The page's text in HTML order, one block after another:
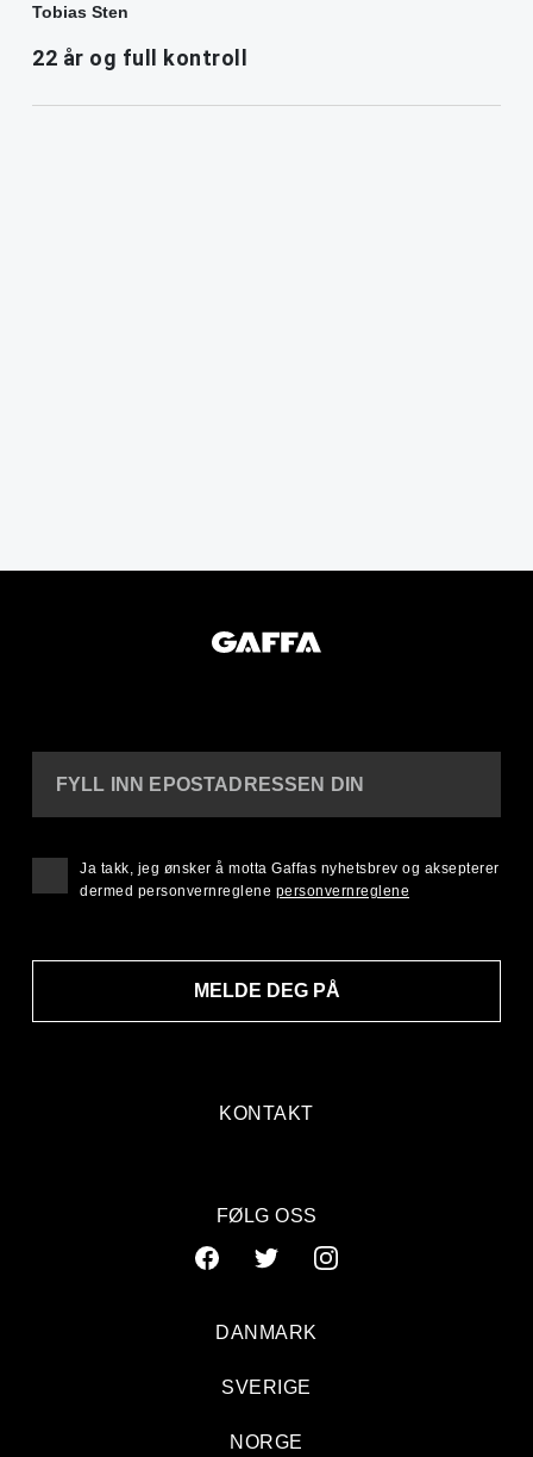
Tobias Sten
22 år og full kontroll
KONTAKT
FYLL INN EPOSTADRESSEN DIN
MELDE DEG PÅ
Ja takk, jeg ønsker å motta Gaffas nyhetsbrev og aksepterer
dermed personvernreglene personvernreglene
FØLG OSS
DANMARK
SVERIGE
NORGE